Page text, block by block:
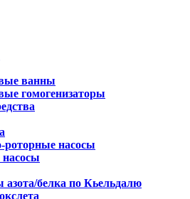
ванны
гомогенизаторы
роторные насосы
азота/белка по Кьельдалю